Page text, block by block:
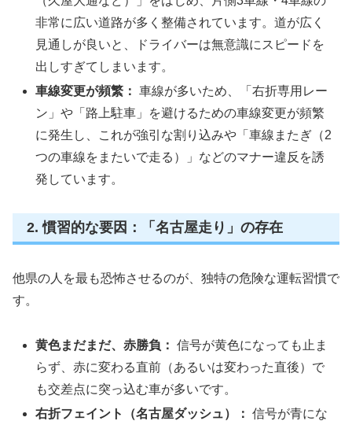
非常に広い道路が多く整備されています。道が広く
見通しが良いと、ドライバーは無意識にスピードを
出しすぎてしまいます。
車線変更が頻繁： 車線が多いため、「右折専用レー
ン」や「路上駐車」を避けるための車線変更が頻繁
に発生し、これが強引な割り込みや「車線またぎ（2
つの車線をまたいで走る）」などのマナー違反を誘
発しています。
2. 慣習的な要因：「名古屋走り」の存在
他県の人を最も恐怖させるのが、独特の危険な運転習慣で
す。
黄色まだまだ、赤勝負： 信号が黄色になっても止ま
らず、赤に変わる直前（あるいは変わった直後）で
も交差点に突っ込む車が多いです。
右折フェイント（名古屋ダッシュ）： 信号が青にな